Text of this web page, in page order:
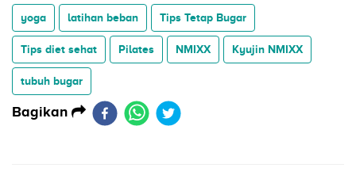
yoga latihan beban Tips Tetap Bugar
Tips diet sehat Pilates NMIXX Kyujin NMIXX
tubuh bugar
Bagikan